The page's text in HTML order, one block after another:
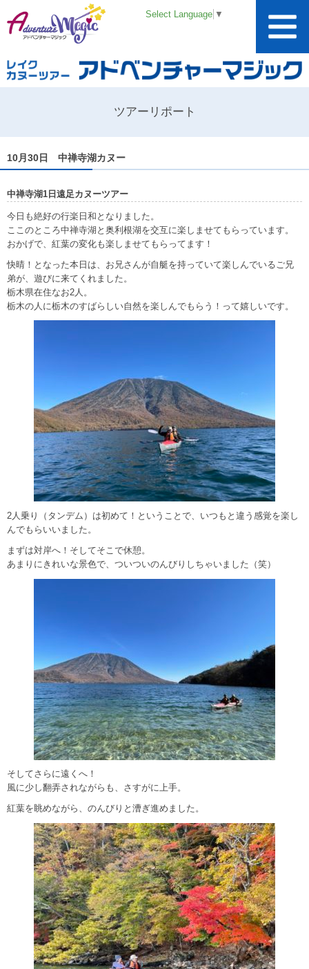
Select Language ▼
ツアーリポート
10月30日 中禅寺湖カヌー
中禅寺湖1日遠足カヌーツアー
今日も絶好の行楽日和となりました。
ここのところ中禅寺湖と奥利根湖を交互に楽しませてもらっています。
おかげで、紅葉の変化も楽しませてもらってます！
快晴！となった本日は、お兄さんが自艇を持っていて楽しんでいるご兄
弟が、遊びに来てくれました。
栃木県在住なお2人。
栃木の人に栃木のすばらしい自然を楽しんでもらう！って嬉しいです。
2人乗り（タンデム）は初めて！ということで、いつもと違う感覚を楽し
んでもらいいました。
まずは対岸へ！そしてそこで休憩。
あまりにきれいな景色で、ついついのんびりしちゃいました（笑）
そしてさらに遠くへ！
風に少し翻弄されながらも、さすがに上手。
紅葉を眺めながら、のんびりと漕ぎ進めました。